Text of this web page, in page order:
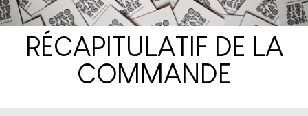
RÉCAPITULATIF DE LA
COMMANDE